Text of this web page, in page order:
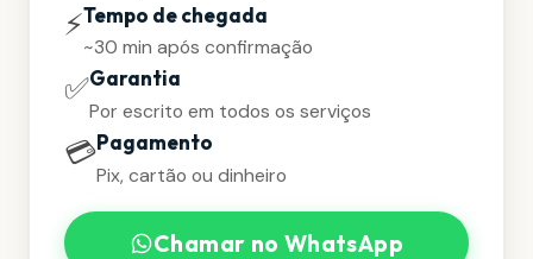
⚡Tempo de chegada
~30 min após confirmação
✅Garantia
Por escrito em todos os serviços
💳Pagamento
Pix, cartão ou dinheiro
Chamar no WhatsApp